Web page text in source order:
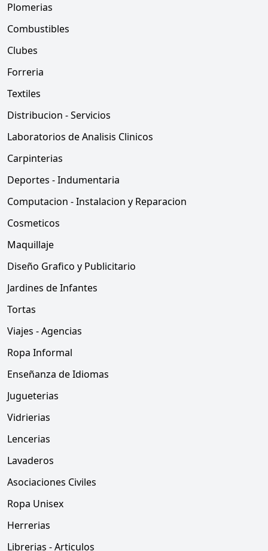
Plomerias
Combustibles
Clubes
Forreria
Textiles
Distribucion - Servicios
Laboratorios de Analisis Clinicos
Carpinterias
Deportes - Indumentaria
Computacion - Instalacion y Reparacion
Cosmeticos
Maquillaje
Diseño Grafico y Publicitario
Jardines de Infantes
Tortas
Viajes - Agencias
Ropa Informal
Enseñanza de Idiomas
Jugueterias
Vidrierias
Lencerias
Lavaderos
Asociaciones Civiles
Ropa Unisex
Herrerias
Librerias - Articulos